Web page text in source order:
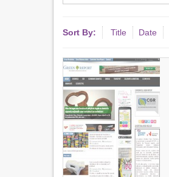
Sort By: Title Date